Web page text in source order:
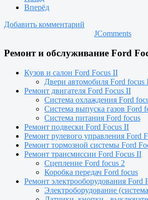
Вперёд
Добавить комментарий
JComments
Ремонт и обслуживание Ford
Кузов и салон Ford Focus II
Двери автомобиля Ford focus
Ремонт двигателя Ford Focus II
Система охлаждения Ford
Система выпуска газов Ford
Система питания Ford focus
Ремонт подвески Ford Focus II
Ремонт рулевого управления Ford
Ремонт тормозной системы Ford
Ремонт трансмиссии Ford Focus II
Сцепление Ford focus 2
Коробка передач Ford focus
Ремонт электрооборудования Ford
Электроборудование